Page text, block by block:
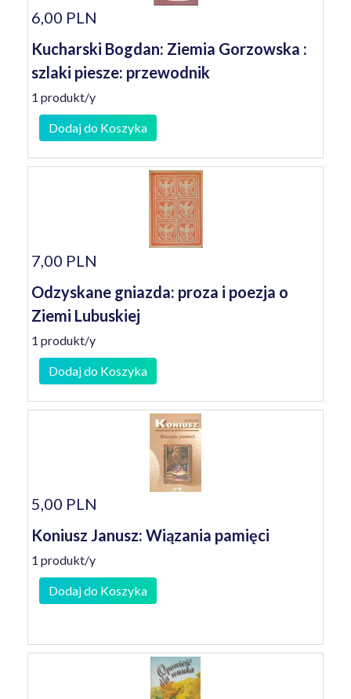
6,00 PLN
Kucharski Bogdan: Ziemia Gorzowska :
szlaki piesze: przewodnik
1 produkt/y
Dodaj do Koszyka
7,00 PLN
Odzyskane gniazda: proza i poezja o
Ziemi Lubuskiej
1 produkt/y
Dodaj do Koszyka
5,00 PLN
Koniusz Janusz: Wiązania pamięci
1 produkt/y
Dodaj do Koszyka